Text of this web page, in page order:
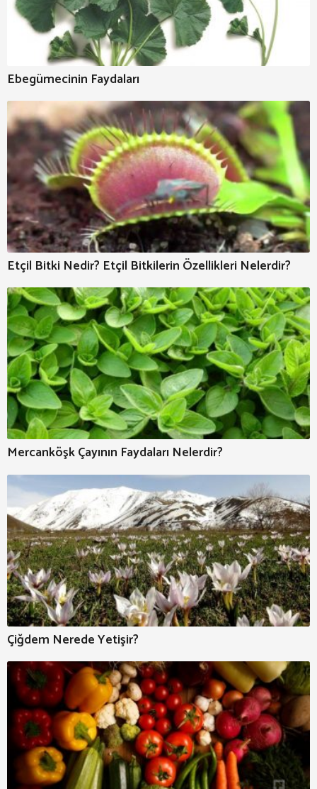
Ebegümecinin Faydaları
Etçil Bitki Nedir? Etçil Bitkilerin Özellikleri Nelerdir?
Mercanköşk Çayının Faydaları Nelerdir?
Çiğdem Nerede Yetişir?